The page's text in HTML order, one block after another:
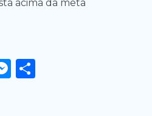
acima da meta
Messenger